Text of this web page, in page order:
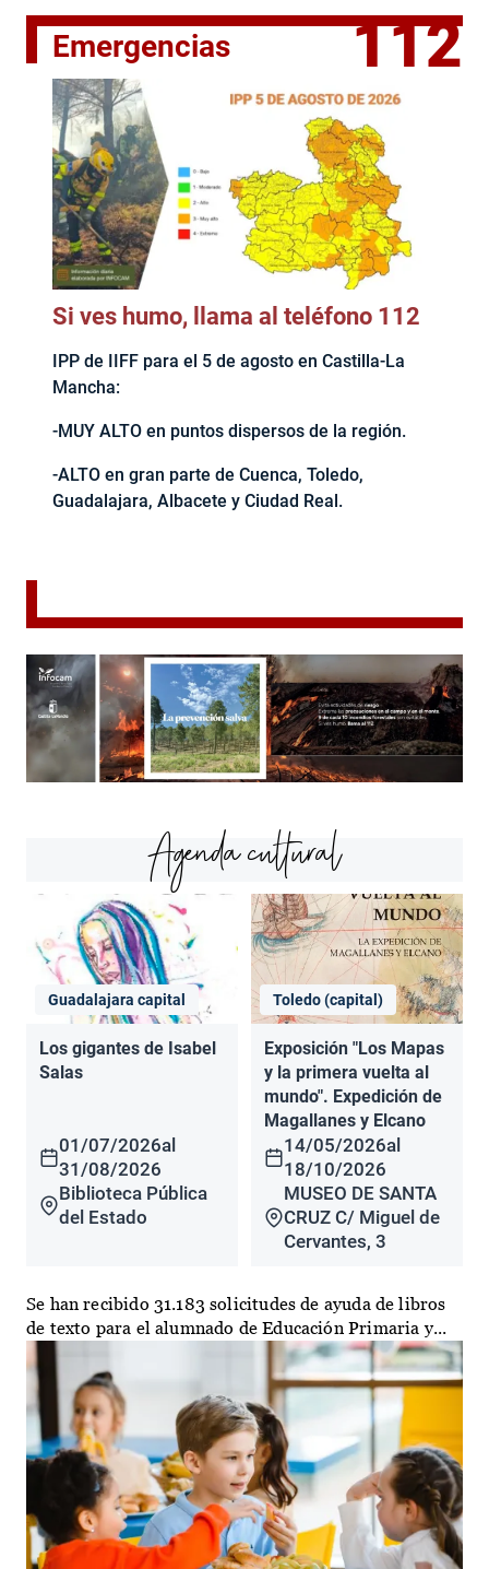
Emergencias 112
Si ves humo, llama al teléfono 112
IPP de IIFF para el 5 de agosto en Castilla-La
Mancha:
-MUY ALTO en puntos dispersos de la región.
-ALTO en gran parte de Cuenca, Toledo,
Guadalajara, Albacete y Ciudad Real.
Agenda cultural
Guadalajara capital
Los gigantes de Isabel
Salas
01/07/2026al
31/08/2026
Biblioteca Pública
del Estado
Toledo (capital)
Exposición "Los Mapas
y la primera vuelta al
mundo". Expedición de
Magallanes y Elcano
14/05/2026al
18/10/2026
MUSEO DE SANTA
CRUZ C/ Miguel de
Cervantes, 3
Se han recibido 31.183 solicitudes de ayuda de libros
de texto para el alumnado de Educación Primaria y...